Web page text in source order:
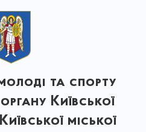
та спорту
Київської
міської